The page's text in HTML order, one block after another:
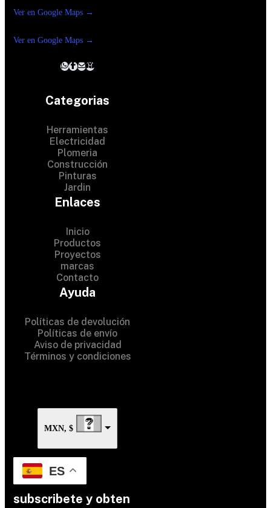
Ver en Google Maps →
Ver en Google Maps →
Categorias
Herramientas
Electricidad
Plomeria
Construcción
Pinturas
Jardin
Enlaces
Inicio
Productos
Proyectos
marcas
Contacto
Ayuda
Políticas de devolución
Políticas de envío
Aviso de privacidad
Términos y condiciones
MXN, $
ES
subscribete y obten